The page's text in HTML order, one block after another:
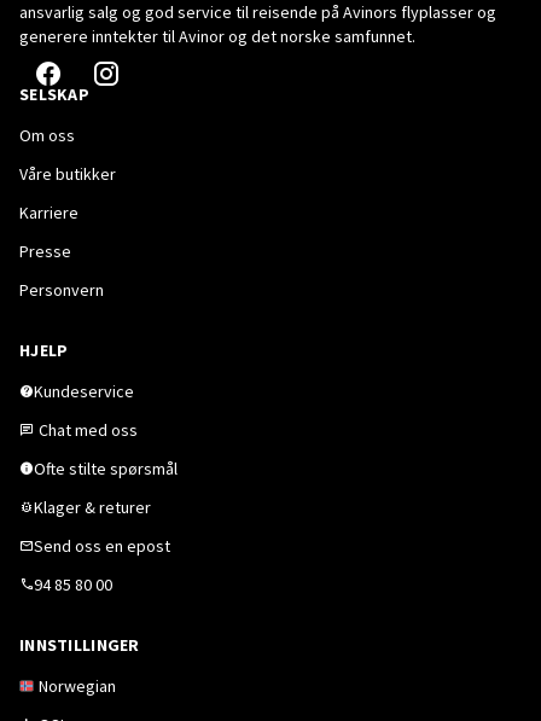
ansvarlig salg og god service til reisende på Avinors flyplasser og
generere inntekter til Avinor og det norske samfunnet.
SELSKAP
Om oss
Våre butikker
Karriere
Presse
Personvern
HJELP
Kundeservice
Chat med oss
Ofte stilte spørsmål
Klager & returer
Send oss en epost
94 85 80 00
INNSTILLINGER
Norwegian